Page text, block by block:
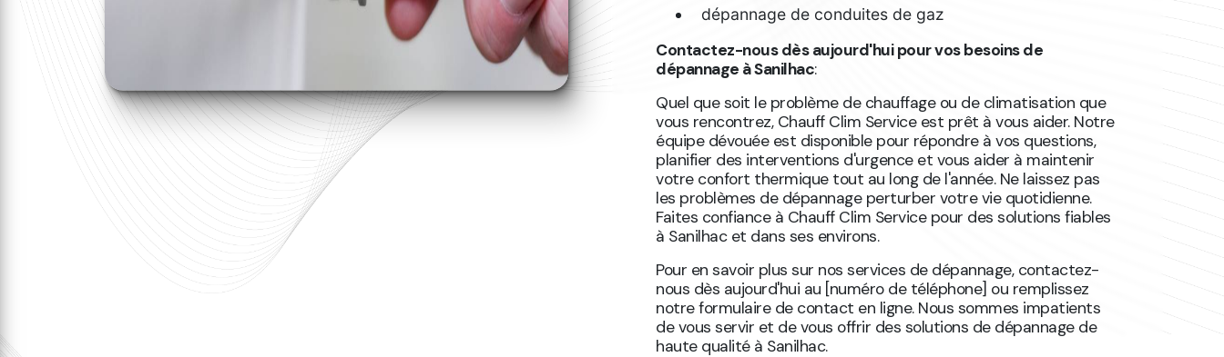
dépannage de conduites de gaz
Contactez-nous dès aujourd'hui pour vos besoins de
dépannage à Sanilhac:
Quel que soit le problème de chauffage ou de climatisation que
vous rencontrez, Chauff Clim Service est prêt à vous aider. Notre
équipe dévouée est disponible pour répondre à vos questions,
planifier des interventions d'urgence et vous aider à maintenir
votre confort thermique tout au long de l'année. Ne laissez pas
les problèmes de dépannage perturber votre vie quotidienne.
Faites confiance à Chauff Clim Service pour des solutions fiables
à Sanilhac et dans ses environs.
Pour en savoir plus sur nos services de dépannage, contactez-
nous dès aujourd'hui au [numéro de téléphone] ou remplissez
notre formulaire de contact en ligne. Nous sommes impatients
de vous servir et de vous offrir des solutions de dépannage de
haute qualité à Sanilhac.